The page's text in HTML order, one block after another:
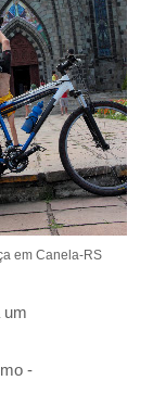
em Canela-RS
um
-